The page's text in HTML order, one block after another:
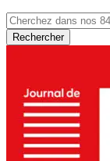
Rechercher